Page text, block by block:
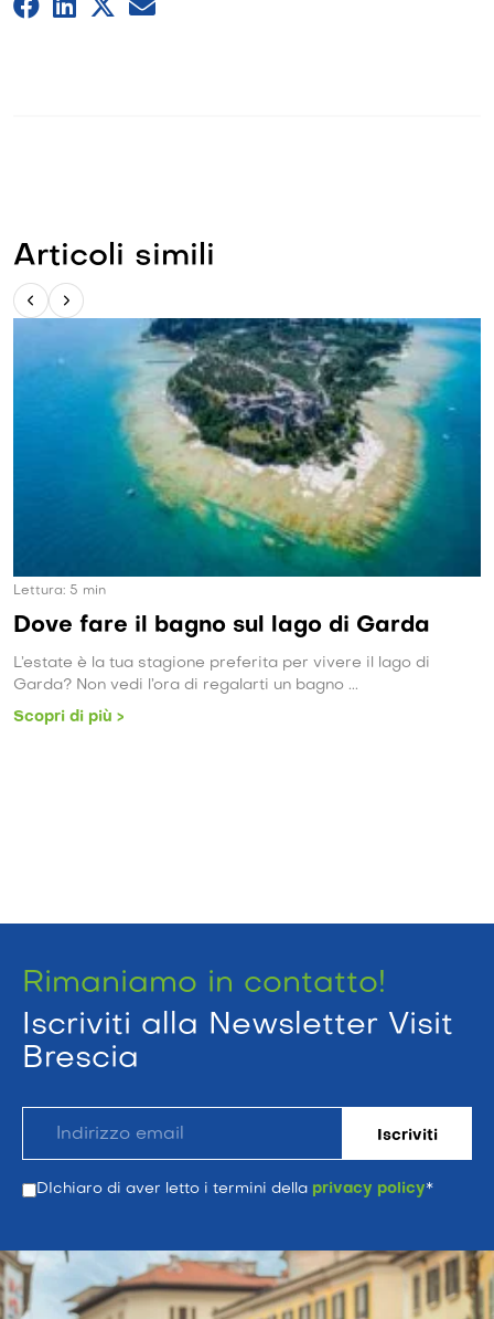
Articoli simili
Lettura:4 min
Cosa fare sul lago d’Iseo in estate
Incastonata tra le montagne e ricca di opportunità per un
soggiorno estivo all’insegna del relax e della tranquillità, il ...
Scopri di più >
Rimaniamo in contatto!
Iscriviti alla Newsletter Visit
Brescia
DIchiaro di aver letto i termini della privacy policy*